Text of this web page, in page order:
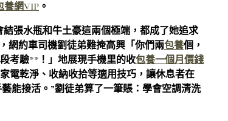
養網VIP 。
結張水瓶和牛土豪這兩個極端，都成了她追求
網約車司機劉徒弟難掩高興「你們兩包養個，
考驗**！」地展現手機里的收包養一個月價錢
電乾淨、收納收拾等適用技巧，讓休息者在
能接活。”劉徒弟算了一筆賬：學會空調清洗